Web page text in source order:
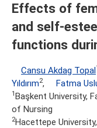
Effects of
and self-
functions
Cansu Akdag Topal1
Yıldırım2, Fatma
1 Başkent University,
of Nursing
2Hacettepe